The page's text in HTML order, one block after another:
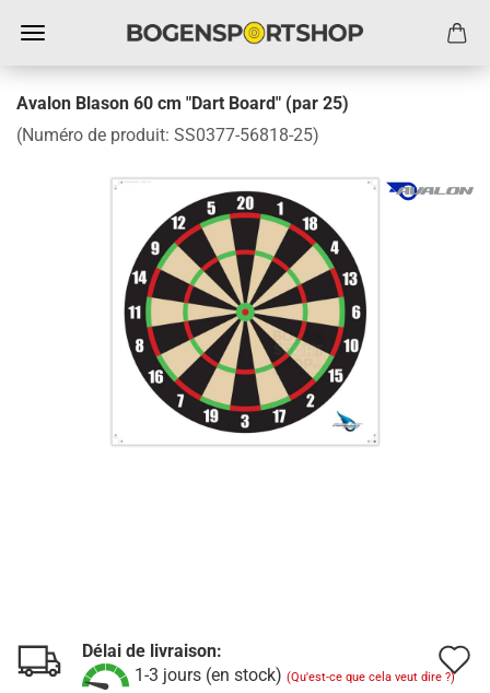
Avalon Blason 60 cm "Dart Board" (par 25)
(Numéro de produit: SS0377-56818-25)
Délai de livraison:
1-3 jours (en stock) (Qu'est-ce que cela veut dire ?)